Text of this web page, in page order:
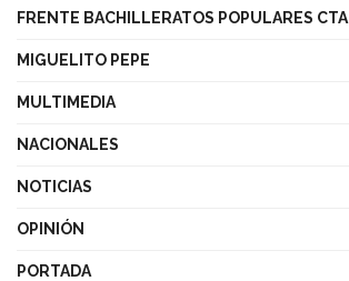
FRENTE BACHILLERATOS POPULARES CTA
MIGUELITO PEPE
MULTIMEDIA
NACIONALES
NOTICIAS
OPINIÓN
PORTADA